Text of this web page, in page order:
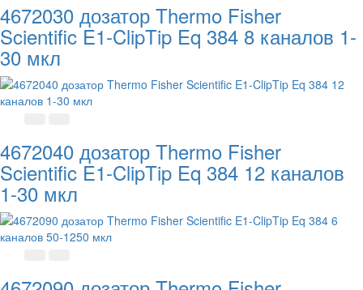
4672030 дозатор Thermo Fisher
Scientific E1-ClipTip Eq 384 8 каналов 1-
30 мкл
4672040 дозатор Thermo Fisher
Scientific E1-ClipTip Eq 384 12 каналов
1-30 мкл